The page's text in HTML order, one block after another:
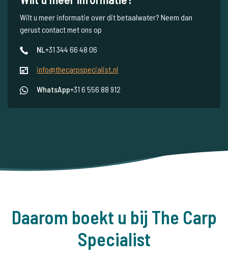
Wilt u meer informatie over dit betaalwater? Neem dan
gerust contact met ons op
NL+31 344 66 48 06
info@thecarpspecialist.nl
WhatsApp+31 6 556 88 912
Daarom boekt u bij The Carp
Specialist